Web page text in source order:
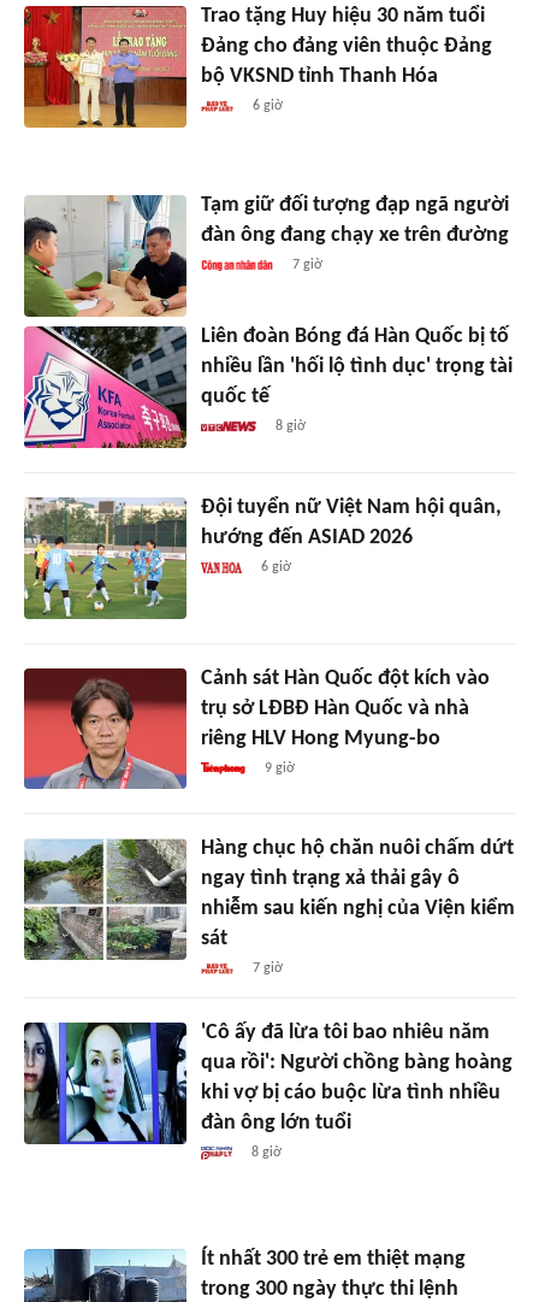
Trao tặng Huy hiệu 30 năm tuổi
Đảng cho đảng viên thuộc Đảng
bộ VKSND tỉnh Thanh Hóa
6 giờ
Tạm giữ đối tượng đạp ngã người
đàn ông đang chạy xe trên đường
7 giờ
Liên đoàn Bóng đá Hàn Quốc bị tố
nhiều lần 'hối lộ tình dục' trọng tài
quốc tế
8 giờ
Đội tuyển nữ Việt Nam hội quân,
hướng đến ASIAD 2026
6 giờ
Cảnh sát Hàn Quốc đột kích vào
trụ sở LĐBĐ Hàn Quốc và nhà
riêng HLV Hong Myung-bo
9 giờ
Hàng chục hộ chăn nuôi chấm dứt
ngay tình trạng xả thải gây ô
nhiễm sau kiến nghị của Viện kiểm
sát
7 giờ
'Cô ấy đã lừa tôi bao nhiêu năm
qua rồi': Người chồng bàng hoàng
khi vợ bị cáo buộc lừa tình nhiều
đàn ông lớn tuổi
8 giờ
Ít nhất 300 trẻ em thiệt mạng
trong 300 ngày thực thi lệnh